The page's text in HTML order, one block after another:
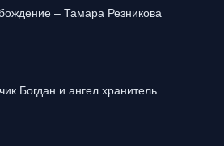
– Тамара Резникова
Богдан и ангел хранитель